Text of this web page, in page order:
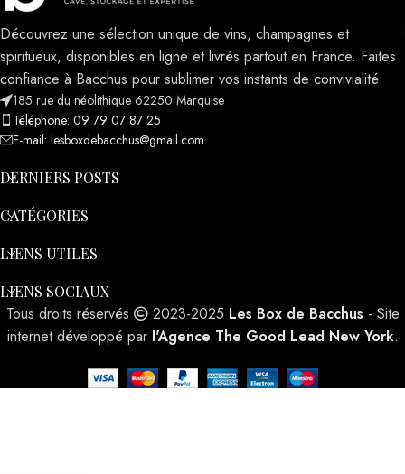
Découvrez une sélection unique de vins, champagnes et
spiritueux, disponibles en ligne et livrés partout en France. Faites
confiance à Bacchus pour sublimer vos instants de convivialité.
185 rue du néolithique 62250 Marquise
Téléphone: 09 79 07 87 25
E-mail: lesboxdebacchus@gmail.com
DERNIERS POSTS
CATÉGORIES
LIENS UTILES
LIENS SOCIAUX
Tous droits réservés 2023-2025 Les Box de Bacchus - Site
internet développé par l'Agence The Good Lead New York.